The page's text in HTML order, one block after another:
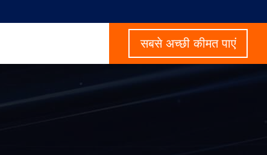
सबसे अच्छी कीमत पाएं